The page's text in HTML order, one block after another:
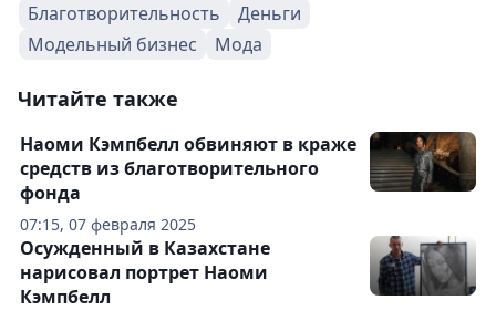
Благотворительность
Деньги
Модельный бизнес
Мода
Читайте также
07:15, 07 февраля 2025
Наоми Кэмпбелл обвиняют в краже
средств из благотворительного
фонда
Осужденный в Казахстане
нарисовал портрет Наоми
Кэмпбелл